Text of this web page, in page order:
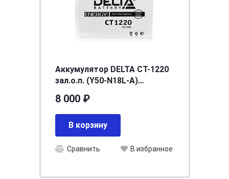
Аккумулятор DELTA СТ-1220
зал.о.п. (Y50-N18L-A)
8 000 ₽
В корзину
Сравнить В избранное